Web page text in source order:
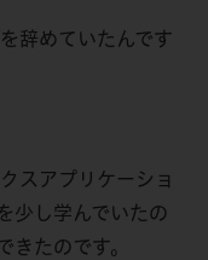
辞めていたんです
スアプリケーショ
少し学んでいたの
きたのです。